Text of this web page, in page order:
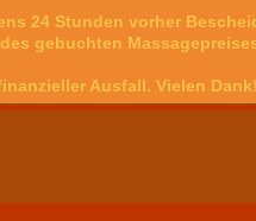
24 Stunden vorher
gebuchten
Ausfall. Vielen Dank!